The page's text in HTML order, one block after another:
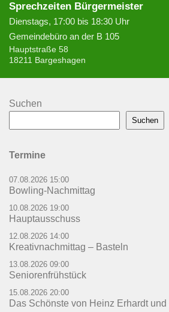
Sprechzeiten Bürgermeister
Dienstags, 17:00 bis 18:30 Uhr
Gemeindebüro an der B 105
Hauptstraße 58
18211 Bargeshagen
Suchen
Suchen
Termine
07.08.2026 15:00
Bowling-Nachmittag
10.08.2026 19:00
Hauptausschuss
12.08.2026 14:00
Kreativnachmittag – Basteln
13.08.2026 09:00
Seniorenfrühstück
15.08.2026 20:00
Das Schönste von Heinz Erhardt